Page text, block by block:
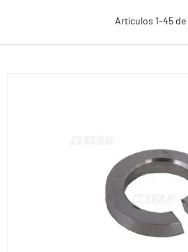
Artículos 1-45de